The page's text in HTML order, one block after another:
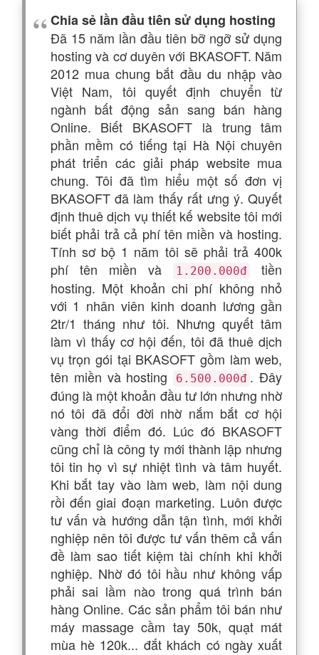
Chia sẻ lần đầu tiên sử dụng hosting
Đã 15 năm lần đầu tiên bỡ ngỡ sử dụng
hosting và cơ duyên với BKASOFT. Năm
2012 mua chung bắt đầu du nhập vào
Việt Nam, tôi quyết định chuyển từ
ngành bất động sản sang bán hàng
Online. Biết BKASOFT là trung tâm
phần mềm có tiếng tại Hà Nội chuyên
phát triển các giải pháp website mua
chung. Tôi đã tìm hiểu một số đơn vị
BKASOFT đã làm thấy rất ưng ý. Quyết
định thuê dịch vụ thiết kế website tôi mới
biết phải trả cả phí tên miền và hosting.
Tính sơ bộ 1 năm tôi sẽ phải trả 400k
phí tên miền và
1.200.000đ
tiền
hosting. Một khoản chi phí không nhỏ
với 1 nhân viên kinh doanh lương gần
2tr/1 tháng như tôi. Nhưng quyết tâm
làm vì thấy cơ hội đến, tôi đã thuê dịch
vụ trọn gói tại BKASOFT gồm làm web,
tên miền và hosting
6.500.000đ . Đây
đúng là một khoản đầu tư lớn nhưng nhờ
nó tôi đã đổi đời nhờ nắm bắt cơ hội
vàng thời điểm đó. Lúc đó BKASOFT
cũng chỉ là công ty mới thành lập nhưng
tôi tin họ vì sự nhiệt tình và tâm huyết.
Khi bắt tay vào làm web, làm nội dung
rồi đến giai đoạn marketing. Luôn được
tư vấn và hướng dẫn tận tình, mới khởi
nghiệp nên tôi được tư vấn thêm cả vấn
đề làm sao tiết kiệm tài chính khi khởi
nghiệp. Nhờ đó tôi hầu như không vấp
phải sai lầm nào trong quá trình bán
hàng Online. Các sản phẩm tôi bán như
máy massage cầm tay 50k, quạt mát
mùa hè 120k... đắt khách có ngày xuất